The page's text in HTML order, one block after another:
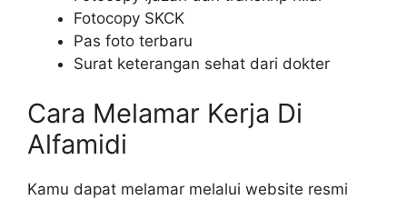
Fotocopy SKCK
Pas foto terbaru
Surat keterangan sehat dari dokter
Cara Melamar Kerja Di
Alfamidi
Kamu dapat melamar melalui website resmi